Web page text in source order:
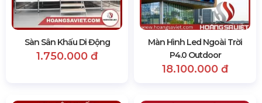
Sàn Sân Khấu Di Động
1.750.000 đ
Màn Hình Led Ngoài Trời
P4.0 Outdoor
18.100.000 đ